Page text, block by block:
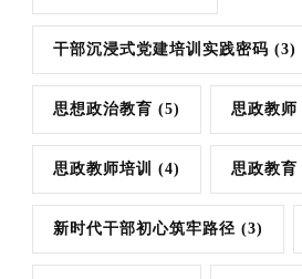
干部沉浸式党建培训实践密码 (3)
思想政治教育 (5) 思政教师
思政教师培训 (4) 思政教育
新时代干部初心筑牢路径 (3)